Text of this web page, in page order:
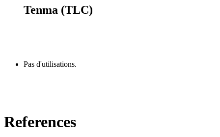
Tenma (TLC)
Pas d'utilisations.
References